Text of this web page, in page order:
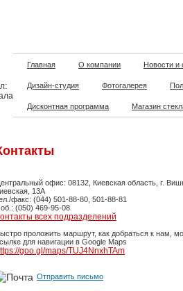
Главная О компании Новости и
Дизайн-студия Фотогалерея
Дисконтная программа Магазин
офис: 08132, Киевская область, г.
13А
факс: (044) 501-88-80, 501-88-81
(050) 469-95-08
всех подразделений
проложить маршрут, как добраться к нам,
для навигации в Google Maps
goo.gl/maps/TUJ4NnxhTAm
Отправить письмо